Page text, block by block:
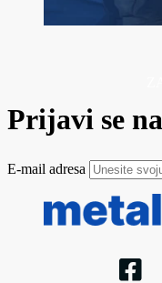
Prijavi se
E-mail adresa